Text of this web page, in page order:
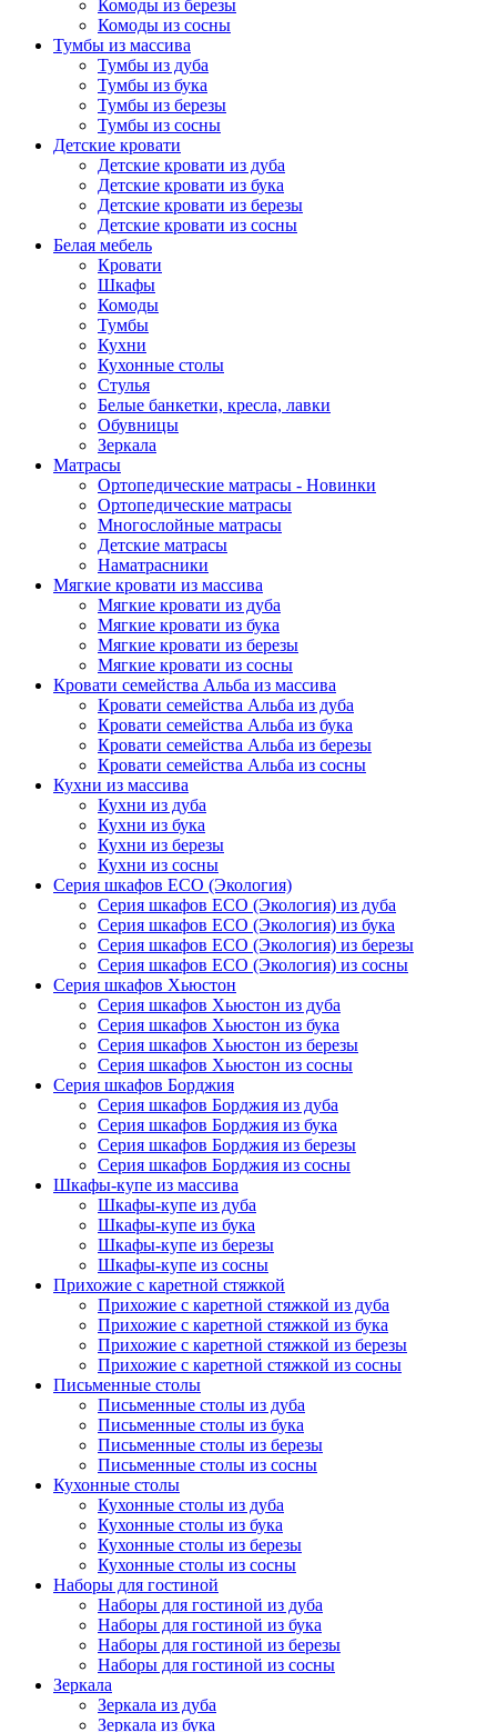
Комоды из березы
Комоды из сосны
Тумбы из массива
Тумбы из дуба
Тумбы из бука
Тумбы из березы
Тумбы из сосны
Детские кровати
Детские кровати из дуба
Детские кровати из бука
Детские кровати из березы
Детские кровати из сосны
Белая мебель
Кровати
Шкафы
Комоды
Тумбы
Кухни
Кухонные столы
Стулья
Белые банкетки, кресла, лавки
Обувницы
Зеркала
Матрасы
Ортопедические матрасы - Новинки
Ортопедические матрасы
Многослойные матрасы
Детские матрасы
Наматрасники
Мягкие кровати из массива
Мягкие кровати из дуба
Мягкие кровати из бука
Мягкие кровати из березы
Мягкие кровати из сосны
Кровати семейства Альба из массива
Кровати семейства Альба из дуба
Кровати семейства Альба из бука
Кровати семейства Альба из березы
Кровати семейства Альба из сосны
Кухни из массива
Кухни из дуба
Кухни из бука
Кухни из березы
Кухни из сосны
Серия шкафов ECO (Экология)
Серия шкафов ECO (Экология) из дуба
Серия шкафов ECO (Экология) из бука
Серия шкафов ECO (Экология) из березы
Серия шкафов ECO (Экология) из сосны
Серия шкафов Хьюстон
Серия шкафов Хьюстон из дуба
Серия шкафов Хьюстон из бука
Серия шкафов Хьюстон из березы
Серия шкафов Хьюстон из сосны
Серия шкафов Борджия
Серия шкафов Борджия из дуба
Серия шкафов Борджия из бука
Серия шкафов Борджия из березы
Серия шкафов Борджия из сосны
Шкафы-купе из массива
Шкафы-купе из дуба
Шкафы-купе из бука
Шкафы-купе из березы
Шкафы-купе из сосны
Прихожие с каретной стяжкой
Прихожие с каретной стяжкой из дуба
Прихожие с каретной стяжкой из бука
Прихожие с каретной стяжкой из березы
Прихожие с каретной стяжкой из сосны
Письменные столы
Письменные столы из дуба
Письменные столы из бука
Письменные столы из березы
Письменные столы из сосны
Кухонные столы
Кухонные столы из дуба
Кухонные столы из бука
Кухонные столы из березы
Кухонные столы из сосны
Наборы для гостиной
Наборы для гостиной из дуба
Наборы для гостиной из бука
Наборы для гостиной из березы
Наборы для гостиной из сосны
Зеркала
Зеркала из дуба
Зеркала из бука